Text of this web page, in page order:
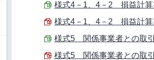
様式4－1、4－2 損益計算
様式4－1、4－2 損益計算
様式5 関係事業者との取引
様式5 関係事業者との取